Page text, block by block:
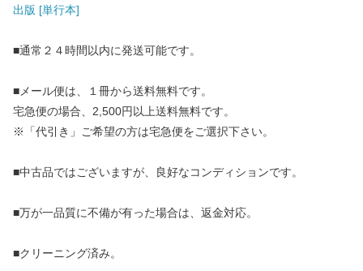
出版 [単行本]
■通常２４時間以内に発送可能です。
■メール便は、１冊から送料無料です。
宅急便の場合、2,500円以上送料無料です。
※「代引き」ご希望の方は宅急便をご選択下さい。
■中古品ではございますが、良好なコンディションです。
■万が一品質に不備が有った場合は、返金対応。
■クリーニング済み。